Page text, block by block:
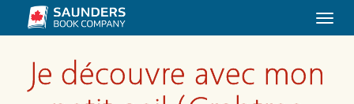
Je découvre avec mon